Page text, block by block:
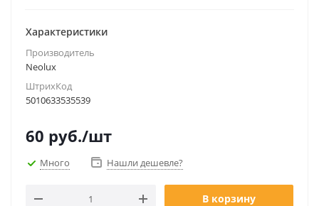
Характеристики
Производитель
Neolux
ШтрихКод
5010633535539
60 руб./шт
Много Нашли дешевле?
В корзину